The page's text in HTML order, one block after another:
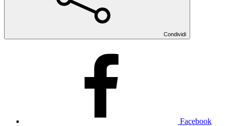
Condividi
Facebook